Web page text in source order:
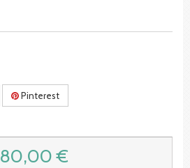
Pinterest
80,00 €